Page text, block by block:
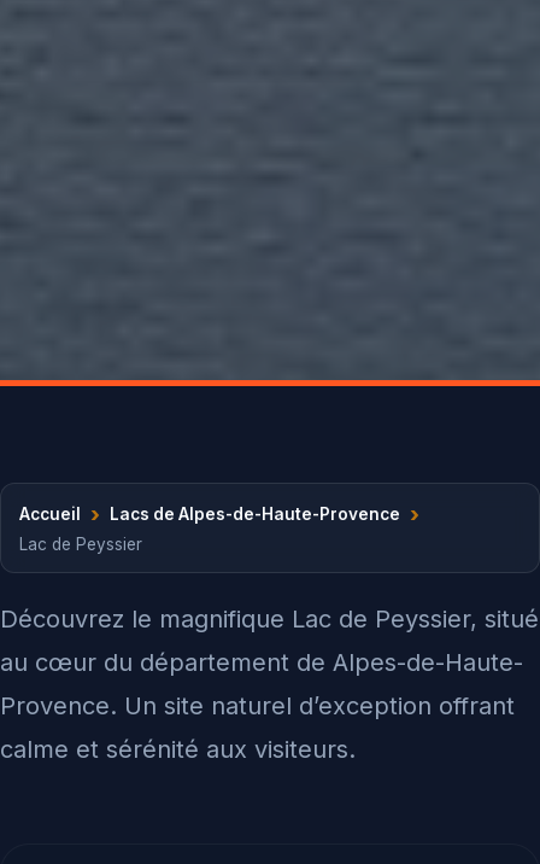
Accueil › Lacs de Alpes-de-Haute-Provence ›
Lac de Peyssier
Découvrez le magnifique Lac de Peyssier, situé
au cœur du département de Alpes-de-Haute-
Provence. Un site naturel d’exception offrant
calme et sérénité aux visiteurs.